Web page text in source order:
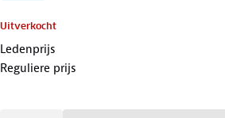
Uitverkocht
Ledenprijs
Reguliere prijs